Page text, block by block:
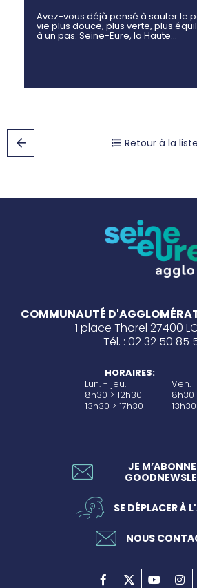
Avez-vous déjà pensé à sauter le
vie plus douce, plus verte, plus
à un pas. Seine-Eure, la Haute…
Retour à la liste
COMMUNAUTÉ
1 place Thorel 27400
Tél. : 02 32 50 85
HORAIRES:
Lun. - jeu.
8h30 > 12h30
13h30 > 17h30
Ven.
8h30
JE
SE DÉPLACER À
NOUS